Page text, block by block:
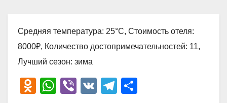
Средняя температура: 25°C, Стоимость отеля:
8000₽, Количество достопримечательностей: 11,
Лучший сезон: зима
O
W
Vi
V
T